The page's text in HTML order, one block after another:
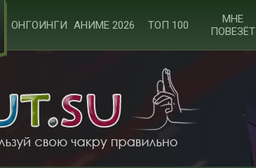
ОНГОИНГИ АНИМЕ 2026 ТОП 100
МНЕ
ПОВЕЗЁТ